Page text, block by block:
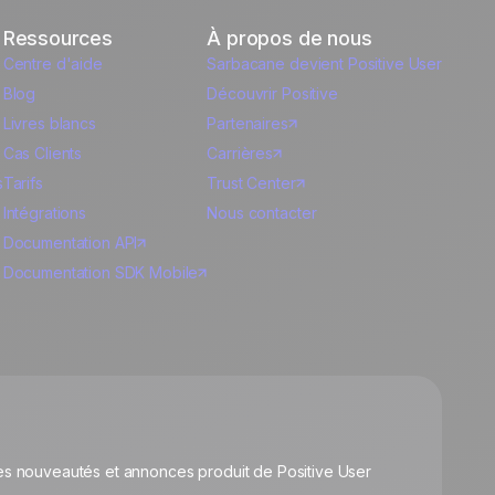
Ressources
Centre d'aide
Blog
Livres blancs
Cas Clients
Tarifs
Intégrations
Documentation API
Documentation SDK Mobile
À propos de nous
Sarbacane devient Positive User
Découvrir Positive
Partenaires
Carrières
Trust Center
Nous contacter
nouveautés et annonces produit de Positive User